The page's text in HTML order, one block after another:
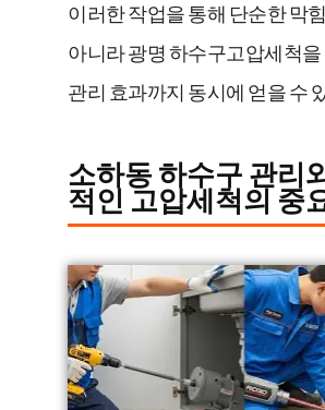
이러한 작업을 통해 단순한 막
아니라 광명 하수구고압세척
관리 효과까지 동시에 얻을 수
소하동 하수구 관리
적인 고압세척의 중